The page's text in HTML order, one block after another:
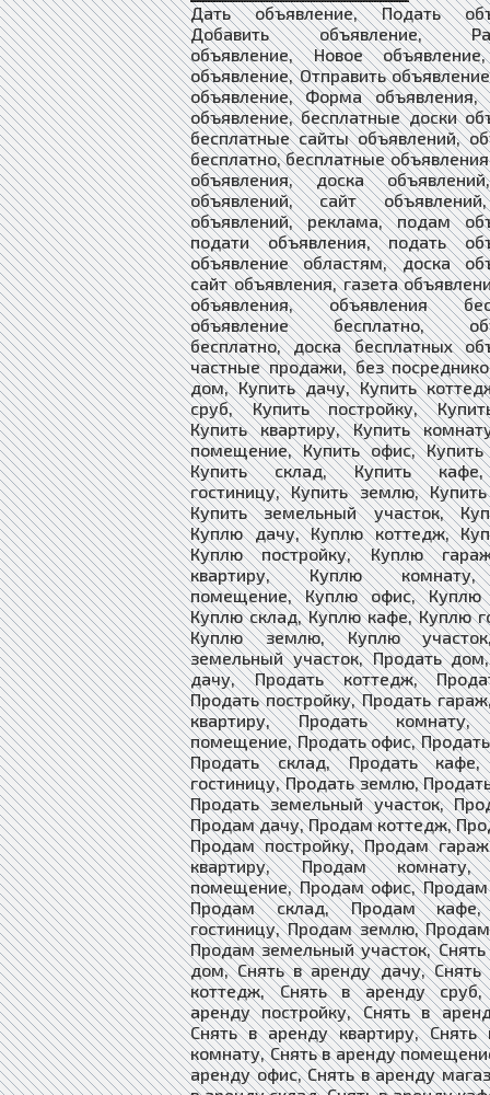
Дать объявление, Подать
Добавить объявление,
объявление, Новое
объявление, Отправить
объявление, Форма объявления,
объявление, бесплатные доски
бесплатные сайты объявлений,
бесплатно, бесплатные
объявления, доска
объявлений, сайт
объявлений, реклама, подам
подати объявления, подать
объявление областям, доска
сайт объявления, газета
объявления, объявления
объявление бесплатно,
бесплатно, доска бесплатных
частные продажи, без
дом, Купить дачу, Купить
сруб, Купить постройку,
Купить квартиру, Купить
помещение, Купить офис, Купить
Купить склад, Купить
гостиницу, Купить землю,
Купить земельный участок,
Куплю дачу, Куплю коттедж,
Куплю постройку, Куплю
квартиру, Куплю
помещение, Куплю офис, Куплю
Куплю склад, Куплю кафе, Куплю
Куплю землю, Куплю
земельный участок, Продать
дачу, Продать коттедж,
Продать постройку, Продать
квартиру, Продать комнату,
помещение, Продать офис,
Продать склад, Продать кафе,
гостиницу, Продать землю,
Продать земельный участок,
Продам дачу, Продам коттедж,
Продам постройку, Продам
квартиру, Продам комнату,
помещение, Продам офис, Продам
Продам склад, Продам
гостиницу, Продам землю,
Продам земельный участок,
дом, Снять в аренду дачу, Снять
коттедж, Снять в аренду
аренду постройку, Снять в
Снять в аренду квартиру, Снять
комнату, Снять в аренду
аренду офис, Снять в аренду